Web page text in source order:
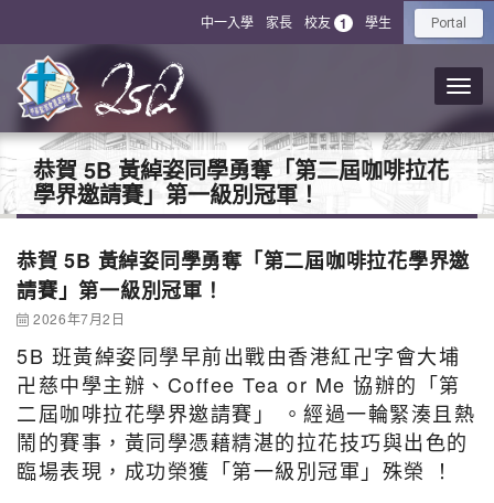
中一入學 家長 校友 1 學生 Portal
恭賀 5B 黃綽姿同學勇奪「第二屆咖啡拉花
學界邀請賽」第一級別冠軍！
恭賀 5B 黃綽姿同學勇奪「第二屆咖啡拉花學界邀
請賽」第一級別冠軍！
2026年7月2日
5B 班黃綽姿同學早前出戰由香港紅卍字會大埔
卍慈中學主辦、Coffee Tea or Me 協辦的「第
二屆咖啡拉花學界邀請賽」 。經過一輪緊湊且熱
鬧的賽事，黃同學憑藉精湛的拉花技巧與出色的
臨場表現，成功榮獲「第一級別冠軍」殊榮 ！